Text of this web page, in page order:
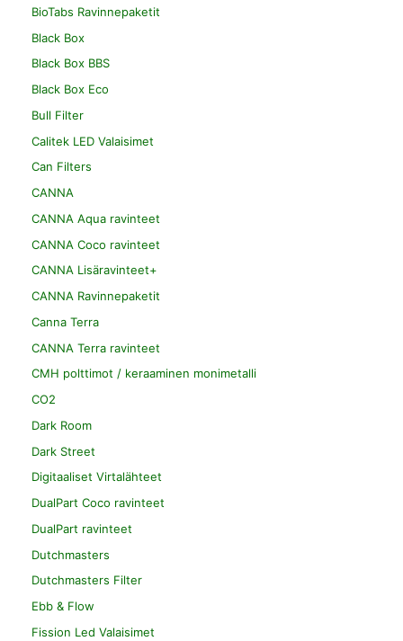
BioTabs Ravinnepaketit
Black Box
Black Box BBS
Black Box Eco
Bull Filter
Calitek LED Valaisimet
Can Filters
CANNA
CANNA Aqua ravinteet
CANNA Coco ravinteet
CANNA Lisäravinteet+
CANNA Ravinnepaketit
Canna Terra
CANNA Terra ravinteet
CMH polttimot / keraaminen monimetalli
CO2
Dark Room
Dark Street
Digitaaliset Virtalähteet
DualPart Coco ravinteet
DualPart ravinteet
Dutchmasters
Dutchmasters Filter
Ebb & Flow
Fission Led Valaisimet